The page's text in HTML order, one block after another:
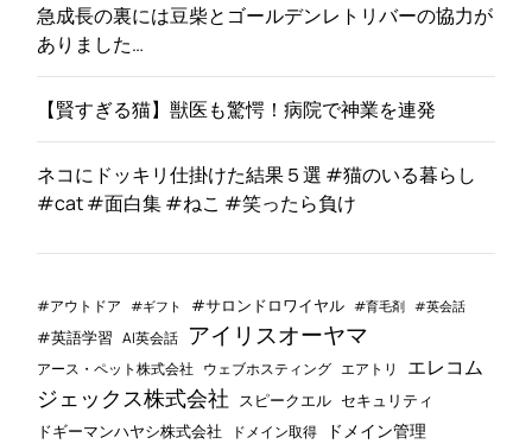
急成長の裏には豆柴とゴールデンレトリバーの協力が
ありました…
【賢すぎる猫】獣医も驚愕！病院で神業を連発
ネコにドッキリ仕掛けた結果５選 #猫のいる暮らし
#cat #面白集 #ねこ #笑ったら負け
#アウトドア #ギフト #サロンドロワイヤル #育毛剤 #英会話
#英語学習 AI英会話 アイリスオーヤマ
アース・ペット株式会社 ウェブホスティング エアトリ エレコム
ジェックス株式会社 スピークエル セキュリティ
ドギーマンハヤシ株式会社 ドメイン取得 ドメイン管理